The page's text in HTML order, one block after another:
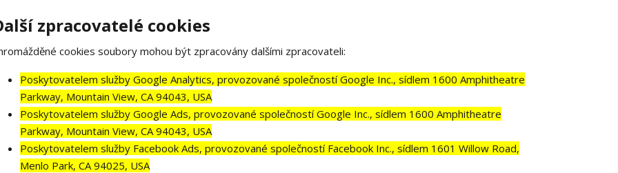
zpracovatelé cookies
cookies soubory mohou být zpracovány dalšími zpracovateli:
Poskytovatelem služby Google Analytics, provozované společností Google Inc., sídlem 1600 Amphitheatre
Parkway, Mountain View, CA 94043, USA
Poskytovatelem služby Google Ads, provozované společností Google Inc., sídlem 1600 Amphitheatre
Parkway, Mountain View, CA 94043, USA
Poskytovatelem služby Facebook Ads, provozované společností Facebook Inc., sídlem 1601 Willow Road,
Menlo Park, CA 94025, USA